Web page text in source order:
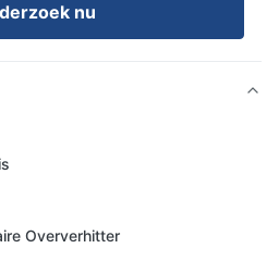
nu
Oververhitter